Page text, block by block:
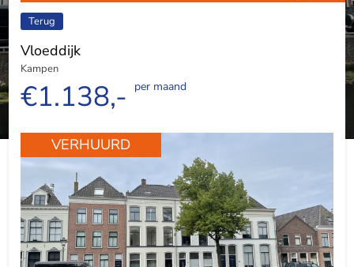
Terug
Vloeddijk
Kampen
€1.138,- per maand
VERHUURD